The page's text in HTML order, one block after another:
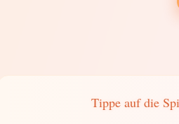
Tippe auf die